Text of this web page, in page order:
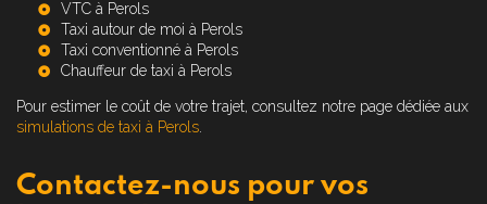
VTC à Perols
Taxi autour de moi à Perols
Taxi conventionné à Perols
Chauffeur de taxi à Perols
Pour estimer le coût de votre trajet, consultez notre page dédiée aux
simulations de taxi à Perols
Contactez-nous pour vos